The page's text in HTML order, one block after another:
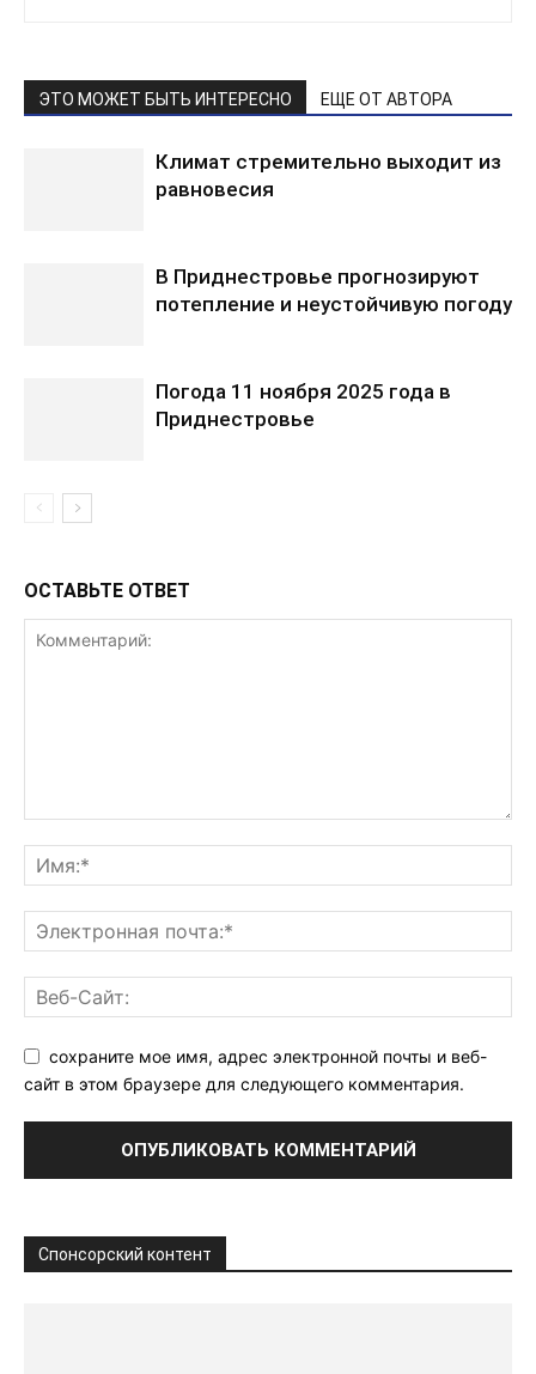
ЭТО МОЖЕТ БЫТЬ ИНТЕРЕСНО ЕЩЕ ОТ АВТОРА
Климат стремительно выходит из
равновесия
В Приднестровье прогнозируют
потепление и неустойчивую погоду
Погода 11 ноября 2025 года в
Приднестровье
ОСТАВЬТЕ ОТВЕТ
сохраните мое имя, адрес электронной почты и веб-
сайт в этом браузере для следующего комментария.
Спонсорский контент